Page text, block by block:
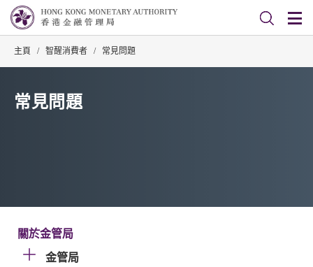
主頁 / 智醒消費者 / 常見問題
常見問題
關於金管局
金管局